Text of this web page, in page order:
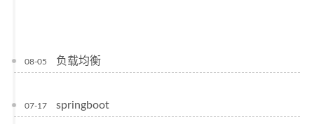
08-05 负载均衡
07-17 springboot